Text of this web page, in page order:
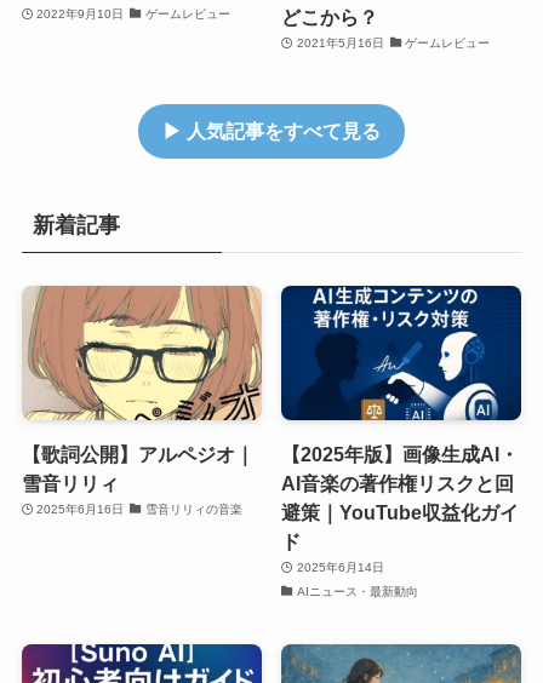
2022年9月10日 ゲームレビュー
どこから？
2021年5月16日 ゲームレビュー
▶ 人気記事をすべて見る
新着記事
【歌詞公開】アルペジオ｜
雪音リリィ
2025年6月16日 雪音リリィの音楽
【2025年版】画像生成AI・
AI音楽の著作権リスクと回
避策｜YouTube収益化ガイ
ド
2025年6月14日
AIニュース・最新動向